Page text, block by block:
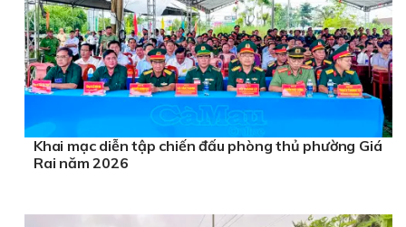
Khai mạc diễn tập chiến đấu phòng thủ phường Giá
Rai năm 2026